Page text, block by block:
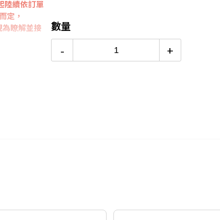
陸續依訂單
定，
瞭解並接
數量
- +